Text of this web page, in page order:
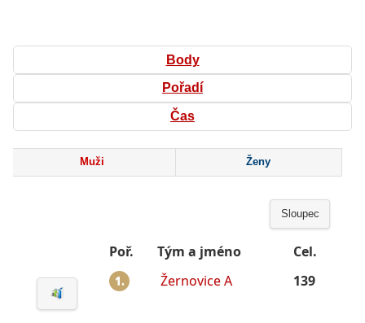
Body
Pořadí
Čas
Muži Ženy
Sloupec
Poř. Tým a jméno Cel.
1. Žernovice A 139